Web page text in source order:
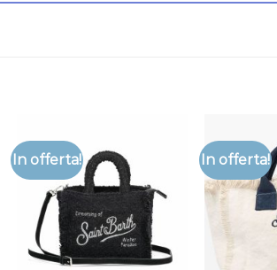
In offerta! In offerta!